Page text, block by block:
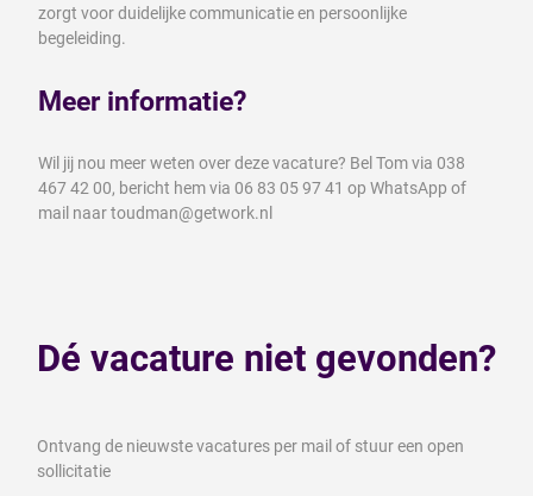
zorgt voor duidelijke communicatie en persoonlijke
begeleiding.
Meer informatie?
Wil jij nou meer weten over deze vacature? Bel Tom via 038
467 42 00, bericht hem via 06 83 05 97 41 op WhatsApp of
mail naar toudman@getwork.nl
Dé vacature niet gevonden?
Ontvang de nieuwste vacatures per mail of stuur een open
sollicitatie